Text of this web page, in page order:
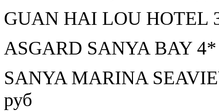
GUAN HAI LOU HOTEL
ASGARD SANYA BAY 4*
SANYA MARINA
руб